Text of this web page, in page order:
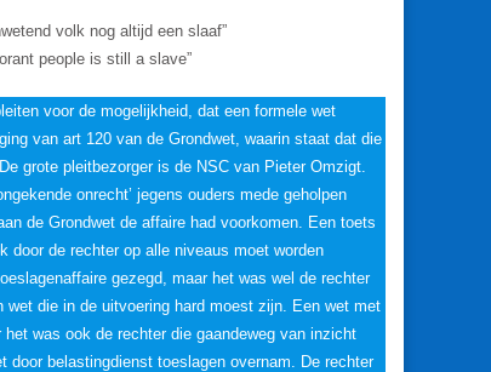
volk nog altijd een slaaf”
people is still a slave”
voor de mogelijkheid, dat een formele wet
van art 120 van de Grondwet, waarin staat dat die
grote pleitbezorger is de NSC van Pieter Omzigt.
onrecht’ jegens ouders mede geholpen
de Grondwet de affaire had voorkomen. Een toets
door de rechter op alle niveaus moet worden
gezegd, maar het was wel de rechter
die in de uitvoering hard moest zijn. Een wet met
was ook de rechter die gaandeweg van inzicht
door belastingdienst toeslagen overnam. De rechter